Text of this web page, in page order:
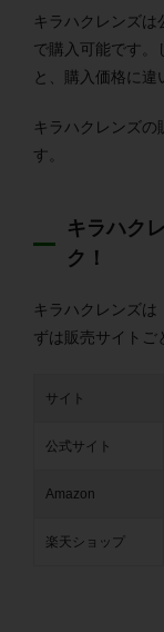
キラハクレンズ
で購入可能です。
と、購入価格に違
キラハクレンズの
す。
キラハク
ク！
キラハクレンズは
ずは販売サイトご
サイト
公式サイト
Amazon
楽天ショップ